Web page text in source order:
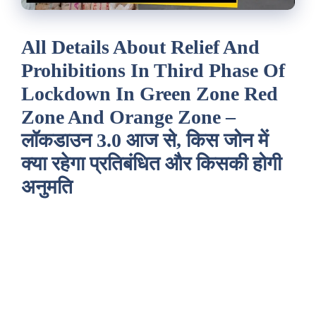
All Details About Relief And
Prohibitions In Third Phase Of
Lockdown In Green Zone Red
Zone And Orange Zone –
लॉकडाउन 3.0 आज से, किस जोन में
क्या रहेगा प्रतिबंधित और किसकी होगी
अनुमति